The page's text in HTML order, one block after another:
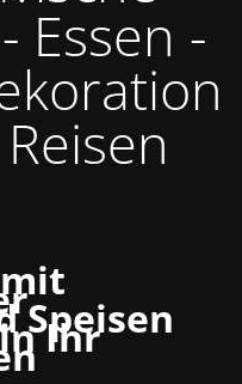
Essen -
Speisen
Ihr